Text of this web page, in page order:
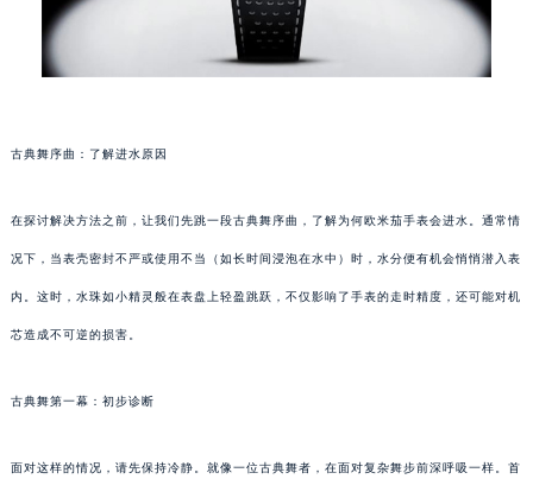
古典舞序曲：了解进水原因
在探讨解决方法之前，让我们先跳一段古典舞序曲，了解为何欧米茄手表会进水。通常情
况下，当表壳密封不严或使用不当（如长时间浸泡在水中）时，水分便有机会悄悄潜入表
内。这时，水珠如小精灵般在表盘上轻盈跳跃，不仅影响了手表的走时精度，还可能对机
芯造成不可逆的损害。
古典舞第一幕：初步诊断
面对这样的情况，请先保持冷静。就像一位古典舞者，在面对复杂舞步前深呼吸一样。首